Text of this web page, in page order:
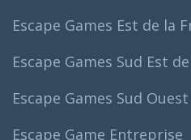
Escape Games Est de la
Escape Games Sud Est
Escape Games Sud
Escape Game Entreprise